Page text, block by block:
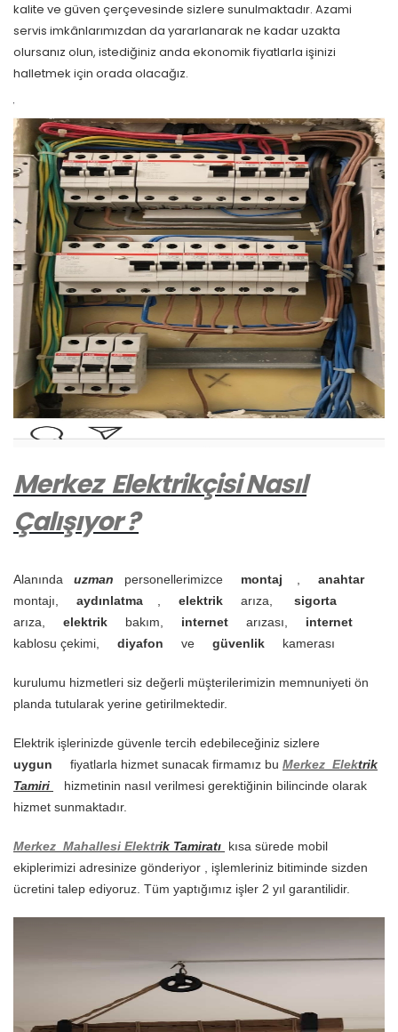
kalite ve güven çerçevesinde sizlere sunulmaktadır. Azami
servis imkânlarımızdan da yararlanarak ne kadar uzakta
olursanız olun, istediğiniz anda ekonomik fiyatlarla işinizi
halletmek için orada olacağız.
Merkez Elektrikçisi Nasıl
Çalışıyor ?
Alanında uzman personellerimizce montaj
anahtar
montajı, aydınlatma elektrik arıza,
sigorta
arıza, elektrik bakım, internet arızası, internet
kablosu çekimi, diyafon ve güvenlik kamerası
kurulumu hizmetleri siz değerli müşterilerimizin memnuniyeti ön
planda tutularak yerine getirilmektedir.
Elektrik işlerinizde güvenle tercih edebileceğiniz sizlere
uygun fiyatlarla hizmet sunacak firmamız bu Merkez Elektrik
Tamiri
hizmetinin nasıl verilmesi gerektiğinin bilincinde olarak
hizmet sunmaktadır.
Merkez Mahallesi Elektrik Tamiratı kısa sürede mobil
ekiplerimizi adresinize gönderiyor , işlemleriniz bitiminde sizden
ücretini talep ediyoruz. Tüm yaptığımız işler 2 yıl garantilidir.